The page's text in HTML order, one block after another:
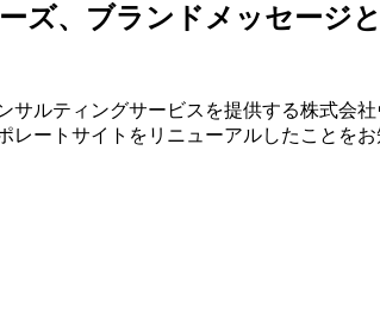
ズ、ブランドメッセー
ルティングサービスを提供する株式会
ートサイトをリニューアルしたことをお